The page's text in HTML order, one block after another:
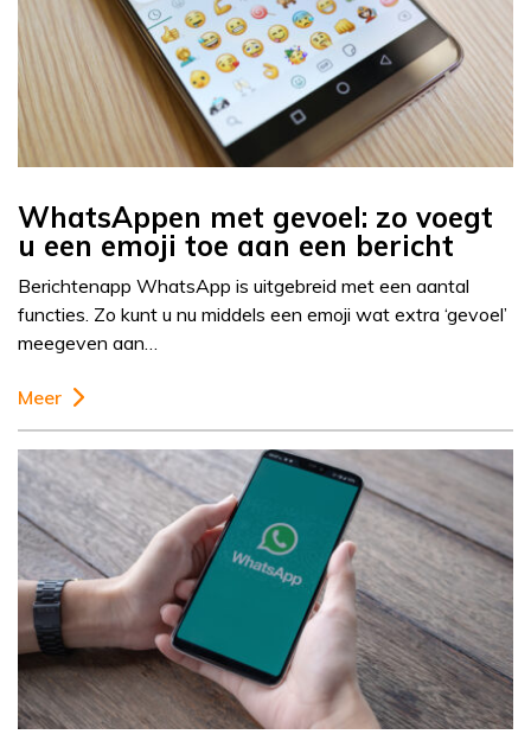
WhatsAppen met gevoel: zo voegt
u een emoji toe aan een bericht
Berichtenapp WhatsApp is uitgebreid met een aantal
functies. Zo kunt u nu middels een emoji wat extra ‘gevoel’
meegeven aan…
Meer